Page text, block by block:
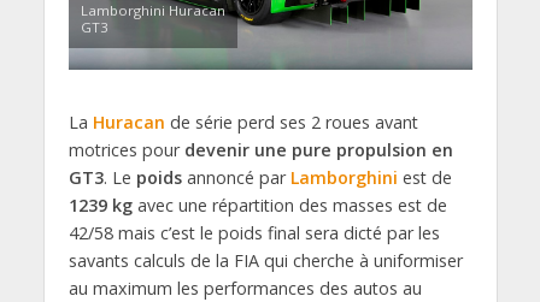
Lamborghini Huracan
GT3
La Huracan de série perd ses 2 roues avant
motrices pour devenir une pure propulsion en
GT3. Le poidsannoncé par Lamborghini est de
1239 kgavec une répartition des masses est de
42/58 mais c’est le poids final sera dicté par les
savants calculs de la FIA qui cherche à uniformiser
au maximum les performances des autos au